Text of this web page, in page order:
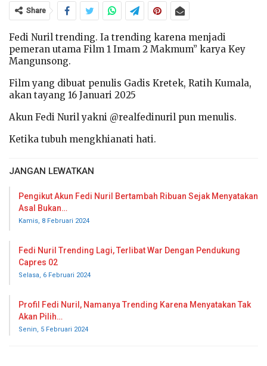
Share
Fedi Nuril trending. Ia trending karena menjadi
pemeran utama Film 1 Imam 2 Makmum” karya Key
Mangunsong.
Film yang dibuat penulis Gadis Kretek, Ratih Kumala,
akan tayang 16 Januari 2025
Akun Fedi Nuril yakni @realfedinuril pun menulis.
Ketika tubuh mengkhianati hati.
JANGAN LEWATKAN
Pengikut Akun Fedi Nuril Bertambah Ribuan Sejak Menyatakan
Asal Bukan…
Kamis, 8 Februari 2024
Fedi Nuril Trending Lagi, Terlibat War Dengan Pendukung
Capres 02
Selasa, 6 Februari 2024
Profil Fedi Nuril, Namanya Trending Karena Menyatakan Tak
Akan Pilih…
Senin, 5 Februari 2024